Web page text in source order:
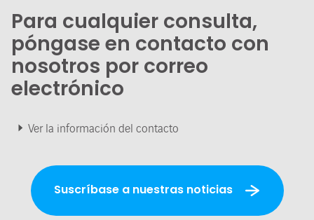
Para cualquier consulta,
póngase en contacto con
nosotros por correo
electrónico
Ver la información del contacto
Suscríbase a nuestras noticias